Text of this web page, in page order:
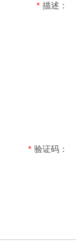
* 描述：
* 验证码：